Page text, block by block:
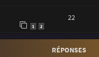
1 2
22
RÉPONSES